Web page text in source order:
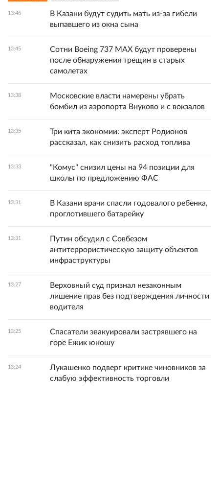
13:46
В Казани будут судить мать из-за гибели
выпавшего из окна сына
13:45
Сотни Boeing 737 MAX будут проверены
после обнаружения трещин в старых
самолетах
13:38
Московские власти намерены убрать
бомбил из аэропорта Внуково и с вокзалов
13:35
Три кита экономии: эксперт Родионов
рассказал, как снизить расход топлива
13:33
"Комус" снизил цены на 94 позиции для
школы по предложению ФАС
13:31
В Казани врачи спасли годовалого ребенка,
проглотившего батарейку
13:31
Путин обсудил с Совбезом
антитеррористическую защиту объектов
инфраструктуры
13:27
Верховный суд признал незаконным
лишение прав без подтверждения личности
водителя
13:25
Спасатели эвакуировали застрявшего на
горе Ежик юношу
13:24
Лукашенко подверг критике чиновников за
слабую эффективность торговли